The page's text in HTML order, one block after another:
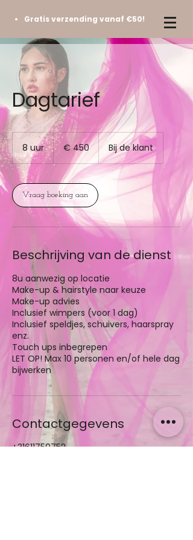
Gratis verzending vanaf €50!
Dagtarief
8 uur8
u
r
450
euro€ 450 Bij de klant
Vraag boeking aan
Beschrijving van de dienst
8u aanwezig op locatie
Make-up & hairstyle naar keuze
Make-up advies
Inclusief wimpers (voor 1 dag)
Inclusief speldjes, schuivers, haarspray
enz.
Touch ups inbegrepen
LET OP! Max 10 personen en/of hele dag
bijwerken
Contactgegevens
+31611750752